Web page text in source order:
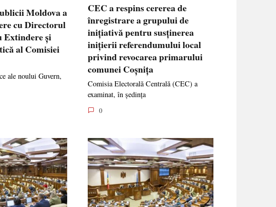
Moldova a
cu Directorul
Extindere și
al Comisiei
ale noului Guvern,
CEC a respins cererea de
înregistrare a grupului de
inițiativă pentru susținerea
inițierii referendumului local
privind revocarea primarului
comunei Coșnița
Comisia Electorală Centrală (CEC) a
examinat, în ședința
0